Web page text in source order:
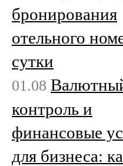
бронирования
отельного
сутки
01.08
контроль и
финансовые
для бизнеса: